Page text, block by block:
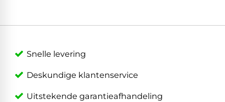
Snelle levering
Deskundige klantenservice
Uitstekende garantieafhandeling